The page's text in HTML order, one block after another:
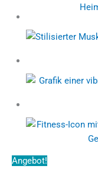
Angebot!